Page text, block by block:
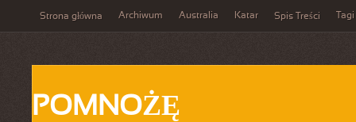
Strona główna Archiwum Australia Katar Spis Treści Tagi
POMNOŻĘ